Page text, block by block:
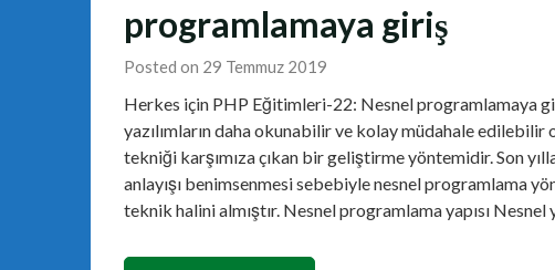
programlamaya giriş
Posted on 29 Temmuz 2019
Herkes için PHP Eğitimleri-22: Nesnel programlamaya
yazılımların daha okunabilir ve kolay müdahale
tekniği karşımıza çıkan bir geliştirme yöntemidir. Son
anlayışı benimsenmesi sebebiyle nesnel programlama
teknik halini almıştır. Nesnel programlama yapısı Nesnel